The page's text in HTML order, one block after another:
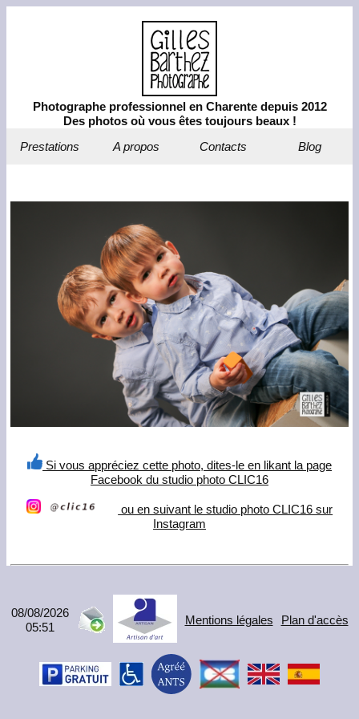
Photographe professionnel en Charente depuis 2012
Des photos où vous êtes toujours beaux !
Prestations
A propos Contacts Blog
Si vous appréciez cette photo, dites-le en likant la page
Facebook du studio photo CLIC16
ou en suivant le studio photo CLIC16 sur
Instagram
08/08/2026
05:51
Mentions légales Plan d'accès